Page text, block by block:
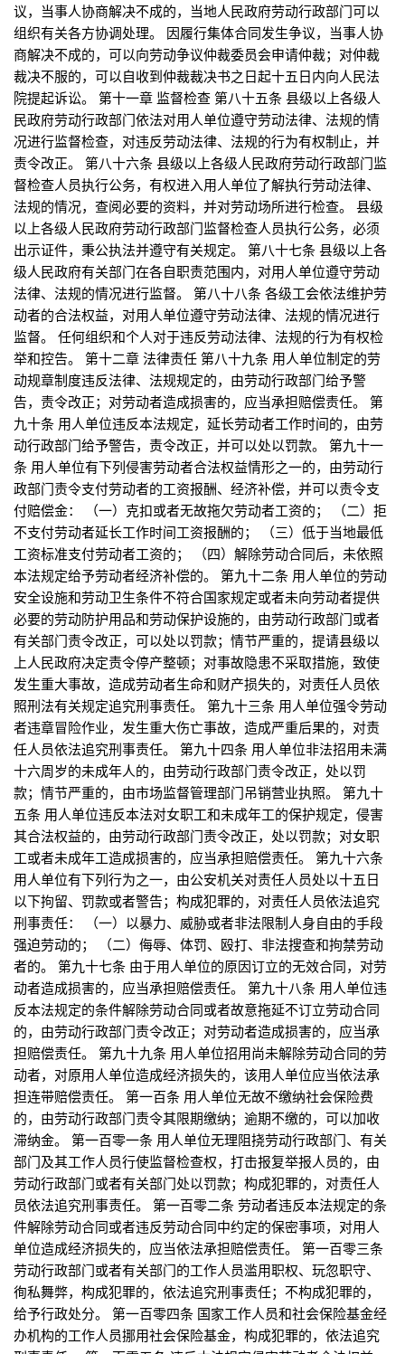
议，当事人协商解决不成的，当地人民政府劳动行政部门可以
组织有关各方协调处理。 因履行集体合同发生争议，当事人协
商解决不成的，可以向劳动争议仲裁委员会申请仲裁；对仲裁
裁决不服的，可以自收到仲裁裁决书之日起十五日内向人民法
院提起诉讼。 第十一章 监督检查 第八十五条 县级以上各级人
民政府劳动行政部门依法对用人单位遵守劳动法律、法规的情
况进行监督检查，对违反劳动法律、法规的行为有权制止，并
责令改正。 第八十六条 县级以上各级人民政府劳动行政部门监
督检查人员执行公务，有权进入用人单位了解执行劳动法律、
法规的情况，查阅必要的资料，并对劳动场所进行检查。 县级
以上各级人民政府劳动行政部门监督检查人员执行公务，必须
出示证件，秉公执法并遵守有关规定。 第八十七条 县级以上各
级人民政府有关部门在各自职责范围内，对用人单位遵守劳动
法律、法规的情况进行监督。 第八十八条 各级工会依法维护劳
动者的合法权益，对用人单位遵守劳动法律、法规的情况进行
监督。 任何组织和个人对于违反劳动法律、法规的行为有权检
举和控告。 第十二章 法律责任 第八十九条 用人单位制定的劳
动规章制度违反法律、法规规定的，由劳动行政部门给予警
告，责令改正；对劳动者造成损害的，应当承担赔偿责任。 第
九十条 用人单位违反本法规定，延长劳动者工作时间的，由劳
动行政部门给予警告，责令改正，并可以处以罚款。 第九十一
条 用人单位有下列侵害劳动者合法权益情形之一的，由劳动行
政部门责令支付劳动者的工资报酬、经济补偿，并可以责令支
付赔偿金： （一）克扣或者无故拖欠劳动者工资的； （二）拒
不支付劳动者延长工作时间工资报酬的； （三）低于当地最低
工资标准支付劳动者工资的； （四）解除劳动合同后，未依照
本法规定给予劳动者经济补偿的。 第九十二条 用人单位的劳动
安全设施和劳动卫生条件不符合国家规定或者未向劳动者提供
必要的劳动防护用品和劳动保护设施的，由劳动行政部门或者
有关部门责令改正，可以处以罚款；情节严重的，提请县级以
上人民政府决定责令停产整顿；对事故隐患不采取措施，致使
发生重大事故，造成劳动者生命和财产损失的，对责任人员依
照刑法有关规定追究刑事责任。 第九十三条 用人单位强令劳动
者违章冒险作业，发生重大伤亡事故，造成严重后果的，对责
任人员依法追究刑事责任。 第九十四条 用人单位非法招用未满
十六周岁的未成年人的，由劳动行政部门责令改正，处以罚
款；情节严重的，由市场监督管理部门吊销营业执照。 第九十
五条 用人单位违反本法对女职工和未成年工的保护规定，侵害
其合法权益的，由劳动行政部门责令改正，处以罚款；对女职
工或者未成年工造成损害的，应当承担赔偿责任。 第九十六条
用人单位有下列行为之一，由公安机关对责任人员处以十五日
以下拘留、罚款或者警告；构成犯罪的，对责任人员依法追究
刑事责任： （一）以暴力、威胁或者非法限制人身自由的手段
强迫劳动的； （二）侮辱、体罚、殴打、非法搜查和拘禁劳动
者的。 第九十七条 由于用人单位的原因订立的无效合同，对劳
动者造成损害的，应当承担赔偿责任。 第九十八条 用人单位违
反本法规定的条件解除劳动合同或者故意拖延不订立劳动合同
的，由劳动行政部门责令改正；对劳动者造成损害的，应当承
担赔偿责任。 第九十九条 用人单位招用尚未解除劳动合同的劳
动者，对原用人单位造成经济损失的，该用人单位应当依法承
担连带赔偿责任。 第一百条 用人单位无故不缴纳社会保险费
的，由劳动行政部门责令其限期缴纳；逾期不缴的，可以加收
滞纳金。 第一百零一条 用人单位无理阻挠劳动行政部门、有关
部门及其工作人员行使监督检查权，打击报复举报人员的，由
劳动行政部门或者有关部门处以罚款；构成犯罪的，对责任人
员依法追究刑事责任。 第一百零二条 劳动者违反本法规定的条
件解除劳动合同或者违反劳动合同中约定的保密事项，对用人
单位造成经济损失的，应当依法承担赔偿责任。 第一百零三条
劳动行政部门或者有关部门的工作人员滥用职权、玩忽职守、
徇私舞弊，构成犯罪的，依法追究刑事责任；不构成犯罪的，
给予行政处分。 第一百零四条 国家工作人员和社会保险基金经
办机构的工作人员挪用社会保险基金，构成犯罪的，依法追究